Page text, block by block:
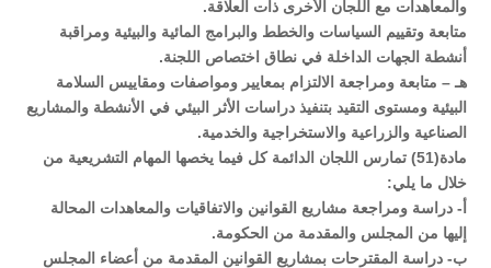
والمعاهدات مع اللجان الأخرى ذات العلاقة.
متابعة وتقييم السياسات والخطط والبرامج المائية والبيئية ومراقبة
أنشطة الجهات الداخلة في نطاق اختصاص اللجنة.
هـ – متابعة ومراجعة الالتزام بمعايير ومواصفات ومقاييس السلامة
البيئية ومستوى التقيد بتنفيذ دراسات الأثر البيئي في الأنشطة والمشاريع
الصناعية والزراعية والاستخراجية والخدمية.
مادة(51) تمارس اللجان الدائمة كل فيما يخصها المهام التشريعية من
خلال ما يلي:
أ‌- دراسة ومراجعة مشاريع القوانين والاتفاقيات والمعاهدات المحالة
إليها من المجلس والمقدمة من الحكومة.
ب‌- دراسة المقترحات بمشاريع القوانين المقدمة من أعضاء المجلس